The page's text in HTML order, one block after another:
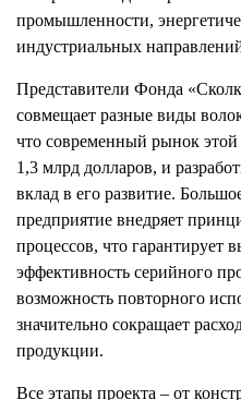
промышленности,
индустриальных
Представители Фонда
совмещает разные виды
что современный рынок
1,3 млрд долларов, и
вклад в его развитие.
предприятие внедряет
процессов, что гарантирует
эффективность серийного
возможность повторного
значительно сокращает
продукции.
Все этапы проекта – от